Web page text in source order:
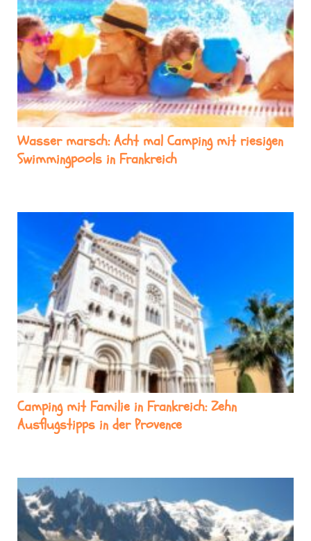
Wasser marsch: Acht mal Camping mit riesigen
Swimmingpools in Frankreich
Camping mit Familie in Frankreich: Zehn
Ausflugstipps in der Provence